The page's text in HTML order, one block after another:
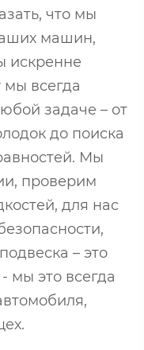
что мы
машин,
искренне
всегда
задаче – от
до поиска
Мы
проверим
для нас
– это
мы это всегда